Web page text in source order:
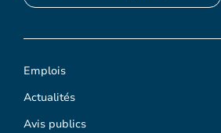
Emplois
Actualités
Avis publics